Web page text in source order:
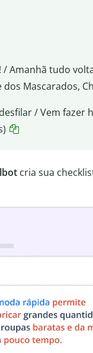
/ Amanhã tudo
Mascarados,
/ Vem fazer
cria sua